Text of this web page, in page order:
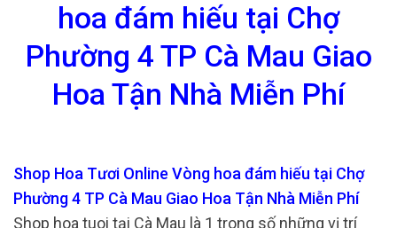
hoa đám hiếu tại Chợ
Phường 4 TP Cà Mau Giao
Hoa Tận Nhà Miễn Phí
Shop Hoa Tươi Online Vòng hoa đám hiếu tại Chợ
Phường 4 TP Cà Mau Giao Hoa Tận Nhà Miễn Phí
Shop hoa tuoi tại Cà Mau là 1 trong số những vị trí